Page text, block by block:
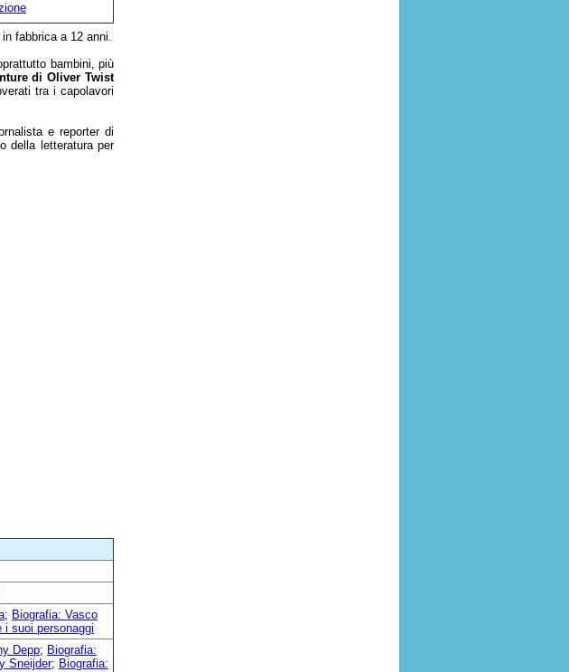
fabbrica a 12 anni.
bambini, più
di Oliver Twist
tra i capolavori
e reporter di
della letteratura per
; Biografia: Vasco
i suoi personaggi
Depp; Biografia:
Sneijder; Biografia: